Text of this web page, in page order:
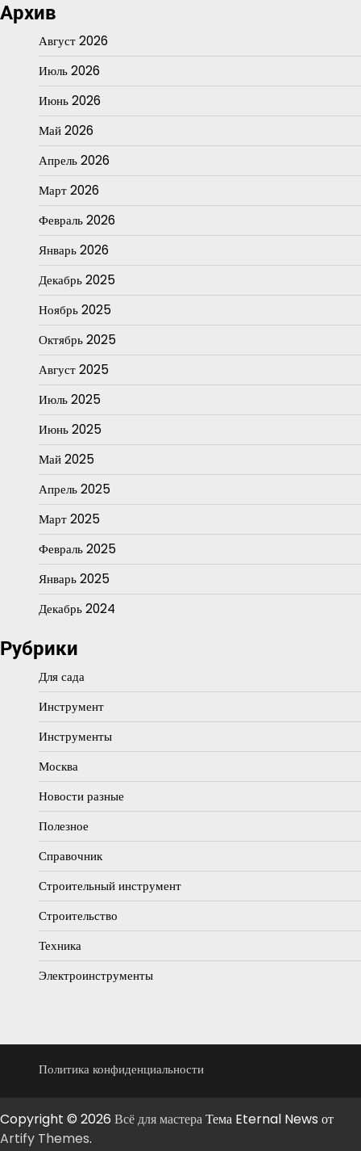
Архив
Август 2026
Июль 2026
Июнь 2026
Май 2026
Апрель 2026
Март 2026
Февраль 2026
Январь 2026
Декабрь 2025
Ноябрь 2025
Октябрь 2025
Август 2025
Июль 2025
Июнь 2025
Май 2025
Апрель 2025
Март 2025
Февраль 2025
Январь 2025
Декабрь 2024
Рубрики
Для сада
Инструмент
Инструменты
Москва
Новости разные
Полезное
Справочник
Строительный инструмент
Строительство
Техника
Электроинструменты
Политика конфиденциальности
Copyright © 2026 Всё для мастераТема Eternal News от
Artify Themes.